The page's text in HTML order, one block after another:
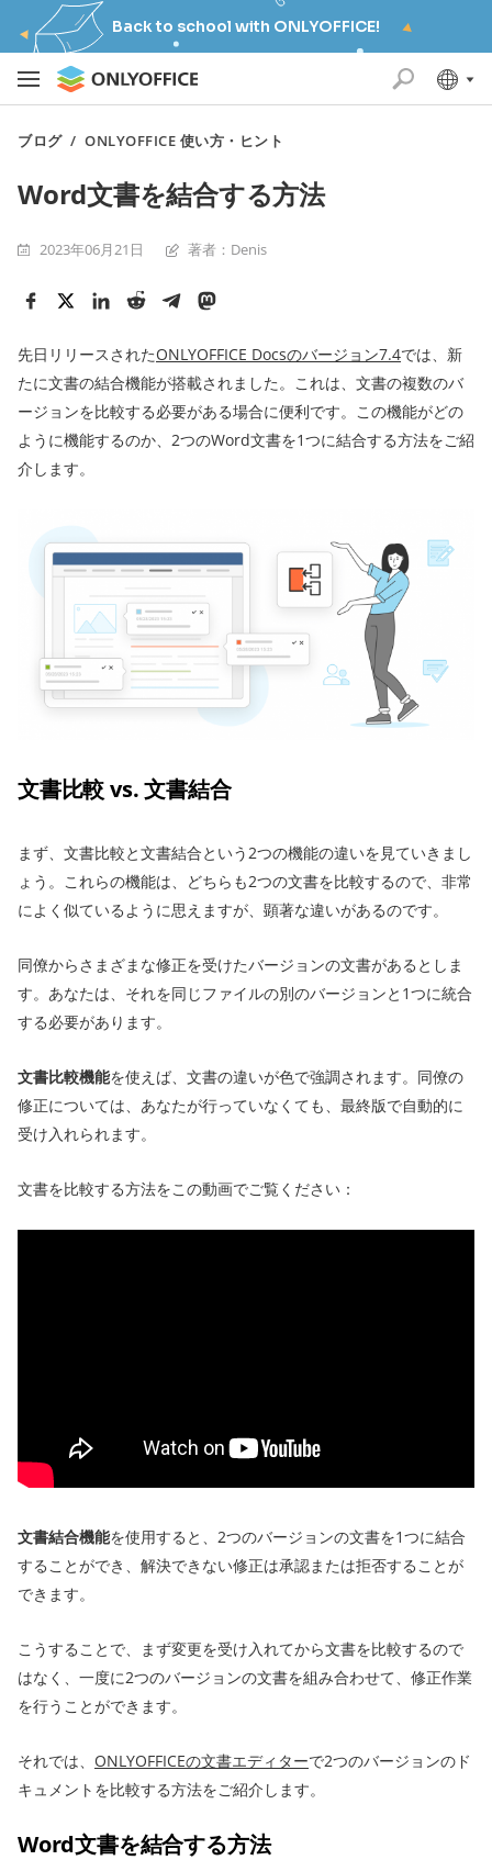
Back to school with ONLYOFFICE!
ブログ/ONLYOFFICE 使い方・ヒント
Word文書を結合する方法
2023年06月21日 著者：Denis
先日リリースされたONLYOFFICE Docsのバージョン7.4では、新
たに文書の結合機能が搭載されました。これは、文書の複数のバ
ージョンを比較する必要がある場合に便利です。この機能がどの
ように機能するのか、2つのWord文書を1つに結合する方法をご紹
介します。
文書比較 vs. 文書結合
まず、文書比較と文書結合という2つの機能の違いを見ていきまし
ょう。これらの機能は、どちらも2つの文書を比較するので、非常
によく似ているように思えますが、顕著な違いがあるのです。
同僚からさまざまな修正を受けたバージョンの文書があるとしま
す。あなたは、それを同じファイルの別のバージョンと1つに統合
する必要があります。
文書比較機能を使えば、文書の違いが色で強調されます。同僚の
修正については、あなたが行っていなくても、最終版で自動的に
受け入れられます。
文書を比較する方法をこの動画でご覧ください：
文書結合機能を使用すると、2つのバージョンの文書を1つに結合
することができ、解決できない修正は承認または拒否することが
できます。
こうすることで、まず変更を受け入れてから文書を比較するので
はなく、一度に2つのバージョンの文書を組み合わせて、修正作業
を行うことができます。
それでは、 ONLYOFFICEの文書エディターで2つのバージョンのド
キュメントを比較する方法をご紹介します。
Word文書を結合する方法